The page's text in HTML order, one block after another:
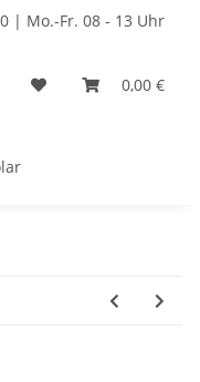
| Mo.-Fr. 08 - 13 Uhr
0,00 €